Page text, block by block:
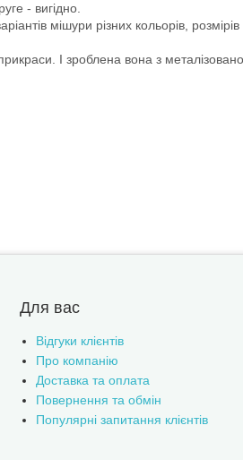
- вигідно.
мішури різних кольорів,
І зроблена вона з
Для вас
Відгуки клієнтів
Про компанію
Доставка та оплата
Повернення та обмін
Популярні запитання клієнтів